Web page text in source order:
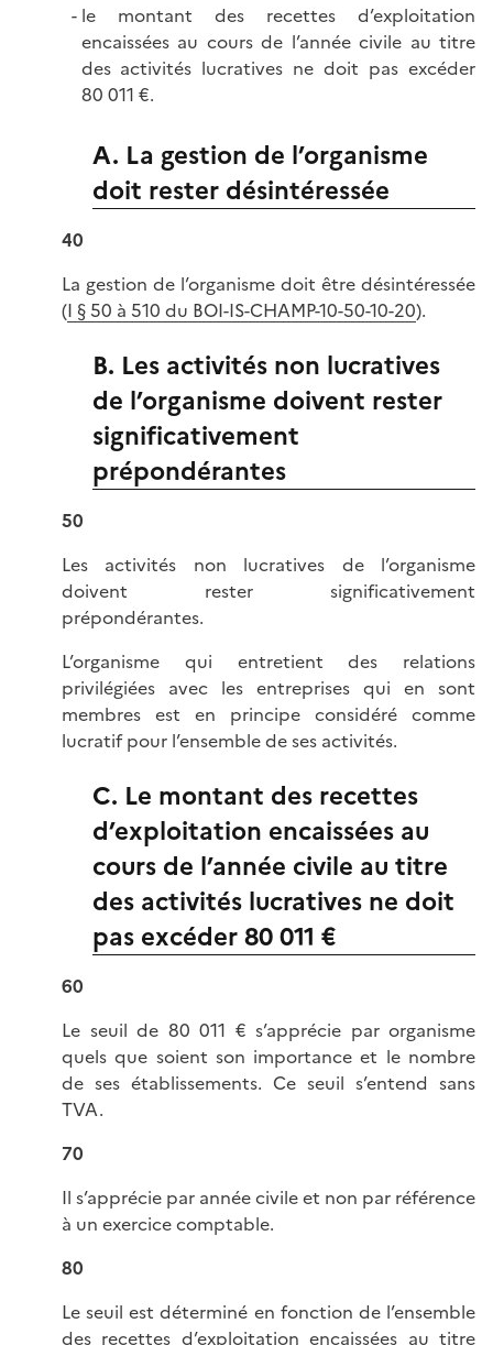
le montant des recettes d’exploitation
encaissées au cours de l’année civile au titre
des activités lucratives ne doit pas excéder
80 011 €.
A. La gestion de l’organisme
doit rester désintéressée
40
La gestion de l’organisme doit être désintéressée
(I § 50 à 510 du BOI-IS-CHAMP-10-50-10-20).
B. Les activités non lucratives
de l’organisme doivent rester
significativement
prépondérantes
50
Les activités non lucratives de l’organisme
doivent rester significativement
prépondérantes.
L’organisme qui entretient des relations
privilégiées avec les entreprises qui en sont
membres est en principe considéré comme
lucratif pour l’ensemble de ses activités.
C. Le montant des recettes
d’exploitation encaissées au
cours de l’année civile au titre
des activités lucratives ne doit
pas excéder 80 011 €
60
Le seuil de 80 011 € s’apprécie par organisme
quels que soient son importance et le nombre
de ses établissements. Ce seuil s’entend sans
TVA.
70
Il s’apprécie par année civile et non par référence
à un exercice comptable.
80
Le seuil est déterminé en fonction de l’ensemble
des recettes d’exploitation encaissées au titre